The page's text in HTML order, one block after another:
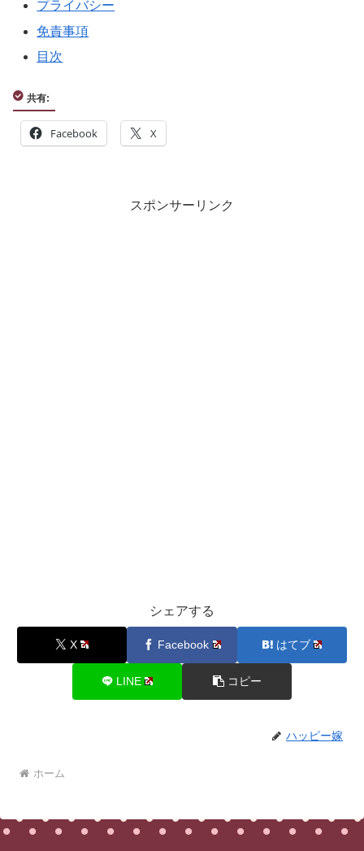
プライバシー
免責事項
目次
共有:
Facebook X
スポンサーリンク
シェアする
X Facebook はてブ
LINE コピー
ハッピー嫁
ホーム